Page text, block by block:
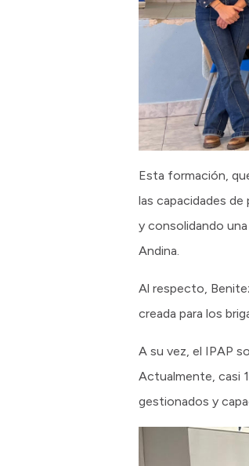
Esta formación,
las capacidades
y consolidando
Andina.
Al respecto,
creada para los
A su vez, el IPAP
Actualmente, casi
gestionados y